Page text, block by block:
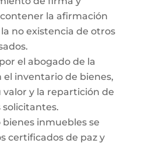
la afirmación
no existencia de otros
el abogado de la
el inventario de bienes,
valor y la repartición de
solicitantes.
inmuebles se
certificados de paz y